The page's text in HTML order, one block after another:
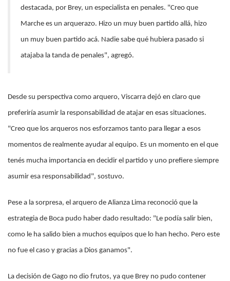
destacada, por Brey, un especialista en penales. "Creo que
Marche es un arquerazo. Hizo un muy buen partido allá, hizo
un muy buen partido acá. Nadie sabe qué hubiera pasado si
atajaba la tanda de penales", agregó.
Desde su perspectiva como arquero, Viscarra dejó en claro que
preferiría asumir la responsabilidad de atajar en esas situaciones.
"Creo que los arqueros nos esforzamos tanto para llegar a esos
momentos de realmente ayudar al equipo. Es un momento en el que
tenés mucha importancia en decidir el partido y uno prefiere siempre
asumir esa responsabilidad", sostuvo.
Pese a la sorpresa, el arquero de Alianza Lima reconoció que la
estrategia de Boca pudo haber dado resultado: "Le podía salir bien,
como le ha salido bien a muchos equipos que lo han hecho. Pero este
no fue el caso y gracias a Dios ganamos".
La decisión de Gago no dio frutos, ya que Brey no pudo contener